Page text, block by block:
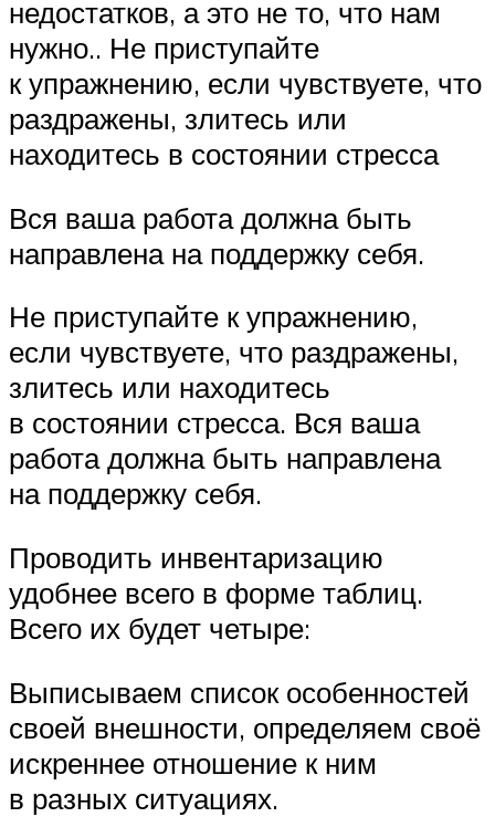
недостатков, а это не то, что нам
нужно.. Не приступайте
к упражнению, если чувствуете, что
раздражены, злитесь или
находитесь в состоянии стресса
Вся ваша работа должна быть
направлена на поддержку себя.
Не приступайте к упражнению,
если чувствуете, что раздражены,
злитесь или находитесь
в состоянии стресса. Вся ваша
работа должна быть направлена
на поддержку себя.
Проводить инвентаризацию
удобнее всего в форме таблиц.
Всего их будет четыре:
Выписываем список особенностей
своей внешности, определяем своё
искреннее отношение к ним
в разных ситуациях.